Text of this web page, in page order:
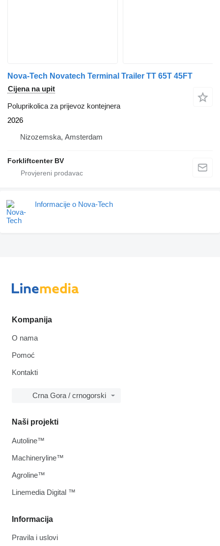
Nova-Tech Novatech Terminal Trailer TT 65T 45FT
Cijena na upit
Poluprikolica za prijevoz kontejnera
2026
Nizozemska, Amsterdam
Forkliftcenter BV
Informacije o Nova-Tech
Kompanija
O nama
Pomoć
Kontakti
Crna Gora / crnogorski
Informacija
Pravila i uslovi
Naši projekti
Autoline™
Machineryline™
Agroline™
Linemedia Digital ™